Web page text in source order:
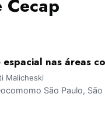
Cecap
nas áreas
Malicheski
São Paulo,